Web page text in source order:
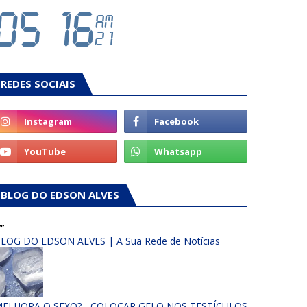
REDES SOCIAIS
BLOG DO EDSON ALVES
DO EDSON ALVES | A Sua Rede de Notícias